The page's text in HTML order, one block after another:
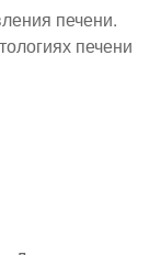
печени.
печени